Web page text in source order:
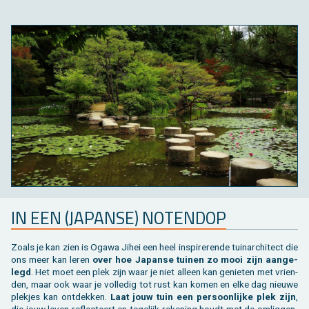
IN EEN (JA­PAN­SE) NO­TEN­DOP
Zoals je kan zien is Ogawa Jihei een heel in­spi­re­ren­de tuin­ar­chi­tect die
ons meer kan leren over hoe Ja­pan­se tui­nen zo mooi zijn aan­ge­
legd. Het moet een plek zijn waar je niet al­leen kan ge­nie­ten met vrien­
den, maar ook waar je vol­le­dig tot rust kan komen en elke dag nieu­we
plek­jes kan ont­dek­ken. Laat jouw tuin een per­soon­lij­ke plek zijn,